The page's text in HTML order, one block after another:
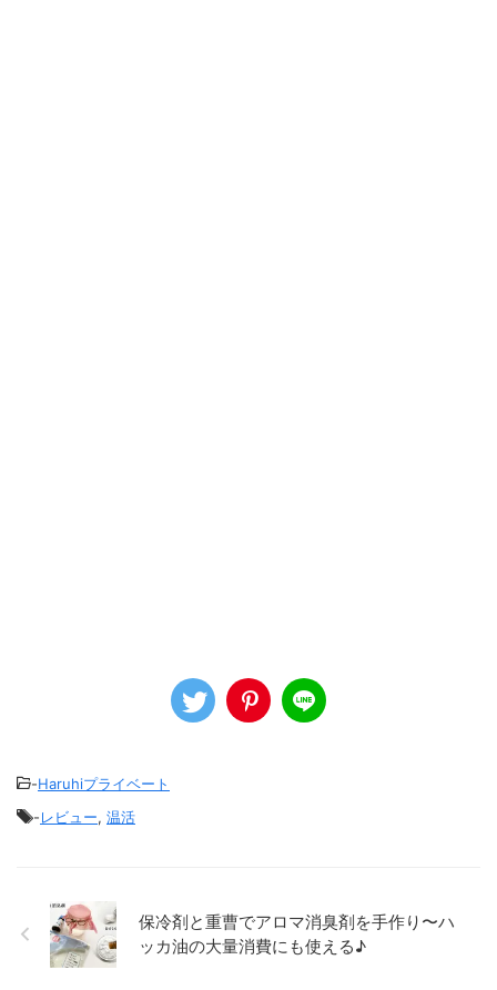
-Haruhiプライベート
-レビュー, 温活
保冷剤と重曹でアロマ消臭剤を手作り〜ハ
ッカ油の大量消費にも使える♪